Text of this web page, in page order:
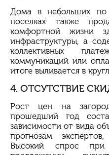
Дома в небольших по
поселках также
комфортной жизни
инфраструктуры, а
коллективных
коммуникаций или
итоге выливается в
4. ОТСУТСТВИЕ
Рост цен на
прошедший год
зависимости от вида
прогнозам
Высокий спрос при